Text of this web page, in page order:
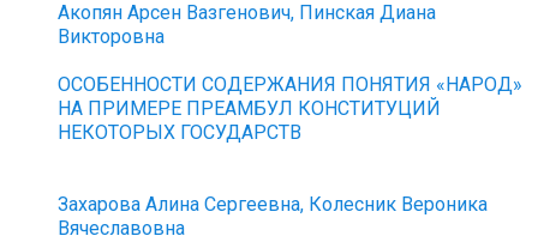
Акопян Арсен Вазгенович, Пинская Диана
Викторовна
ОСОБЕННОСТИ СОДЕРЖАНИЯ ПОНЯТИЯ «НАРОД»
НА ПРИМЕРЕ ПРЕАМБУЛ КОНСТИТУЦИЙ
НЕКОТОРЫХ ГОСУДАРСТВ
Захарова Алина Сергеевна, Колесник Вероника
Вячеславовна